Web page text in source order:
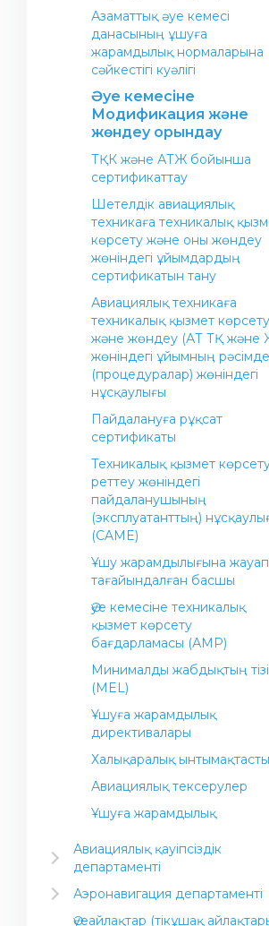
Жолаушыларға арналған
ақпарат
Азаматтық әуе кемесі
данасының ұшуға
жарамдылық нормаларына
сәйкестігі куәлігі
Әуе кемесіне
Модификация және
жөндеу орындау
ТҚК және АТЖ бойынша
сертификаттау
Шетелдік авиациялық
техникаға техникалық
көрсету және оны жөндеу
жөніндегі ұйымдардың
сертификатын тану
Авиациялық техникаға
техникалық қызмет көрсету
және жөндеу (АТ ТҚ және
жөніндегі ұйымның
(процедуралар) жөніндегі
нұсқаулығы
Пайдалануға рұқсат
сертификаты
Техникалық қызмет
реттеу жөніндегі
пайдаланушының
(эксплуатанттың)
(CAME)
Ұшу жарамдылығына
тағайындалған басшы
Әуе кемесіне техникалық
қызмет көрсету
бағдарламасы (АМР)
Минималды жабдықтың
(MEL)
Ұшуға жарамдылық
директивалары
Халықаралық
Авиациялық тексерулер
Ұшуға жарамдылық
Авиациялық қауіпсіздік
департаменті
ИКАО (ИКАО еуропалық және
Солтүстік Атлантикалық
аймақтық бюросы)
Аэронавигация департаменті
Ұшуды метеорологиялық
Әуеайлақтар (тікұшақ